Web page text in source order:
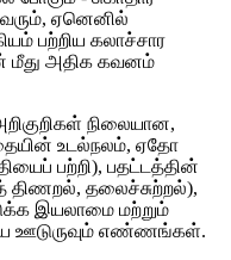
ஏனெனில்
பற்றிய கலாச்சார
மீது அதிக கவனம்
நிலையான,
உடல்நலம், ஏதோ
பற்றி), பதட்டத்தின்
திணறல், தலைச்சுற்றல்),
இயலாமை மற்றும்
ஊடுருவும் எண்ணங்கள்.